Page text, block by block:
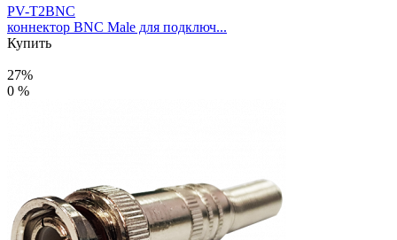
PV-T2BNC
коннектор BNC Male для подключ...
Купить
27%
0 %